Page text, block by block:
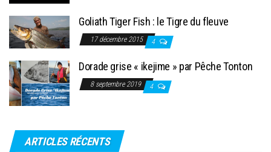
Goliath Tiger Fish : le Tigre du fleuve
17 décembre 2015 4
Dorade grise « ikejime » par Pêche Tonton
8 septembre 2019 4
ARTICLES RÉCENTS